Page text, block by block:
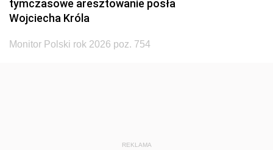
tymczasowe aresztowanie posła
Wojciecha Króla
Monitor Polski rok 2026 poz. 754
REKLAMA